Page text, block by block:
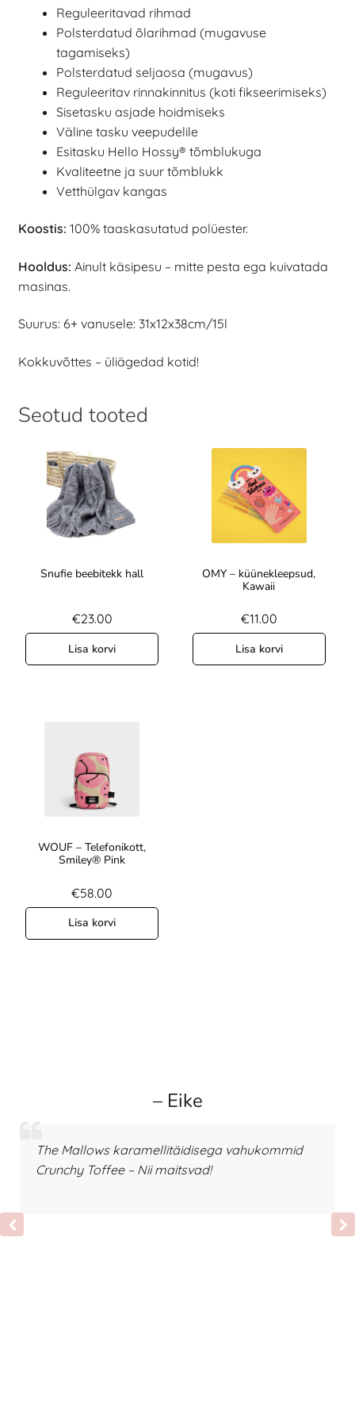
Reguleeritavad rihmad
Polsterdatud õlarihmad (mugavuse
tagamiseks)
Polsterdatud seljaosa (mugavus)
Reguleeritav rinnakinnitus (koti fikseerimiseks)
Sisetasku asjade hoidmiseks
Väline tasku veepudelile
Esitasku Hello Hossy® tõmblukuga
Kvaliteetne ja suur tõmblukk
Vetthülgav kangas
Koostis: 100% taaskasutatud polüester.
Hooldus: Ainult käsipesu – mitte pesta ega kuivatada
masinas.
Suurus: 6+ vanusele: 31x12x38cm/15l
Kokkuvõttes – üliägedad kotid!
Seotud tooted
Snufie beebitekk hall
€23.00
Lisa korvi
OMY – küünekleepsud,
Kawaii
€11.00
Lisa korvi
WOUF – Telefonikott,
Smiley® Pink
€58.00
Lisa korvi
– Eike
The Mallows karamellitäidisega vahukommid
Crunchy Toffee – Nii maitsvad!